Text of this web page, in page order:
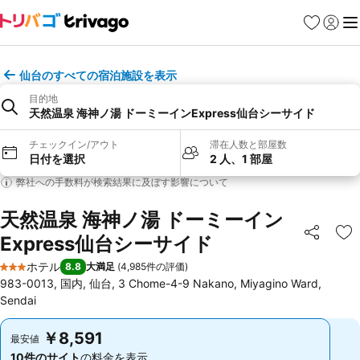
お気に入り
ログイ
メ
仙台のすべての宿泊施設を表示
目的地
天然温泉 海神ノ湯 ドーミーインExpress仙台シーサイド
チェックイン/アウト
日付を選択
滞在人数と部屋数
2 人、1 部屋
弊社への手数料が検索結果に及ぼす影響について
天然温泉 海神ノ湯 ドーミーイン
Express仙台シーサイド
シェア お
3 ホテルのランク
ホテル 8.8 大満足 (4,985件の評価)
983-0013, 国内, 仙台, 3 Chome-4-9 Nakano, Miyagino Ward,
Sendai
最安値 ￥8,591
10件のサイトの料金を表示
最安値 ￥8,591
10件のサイトの料金を表示